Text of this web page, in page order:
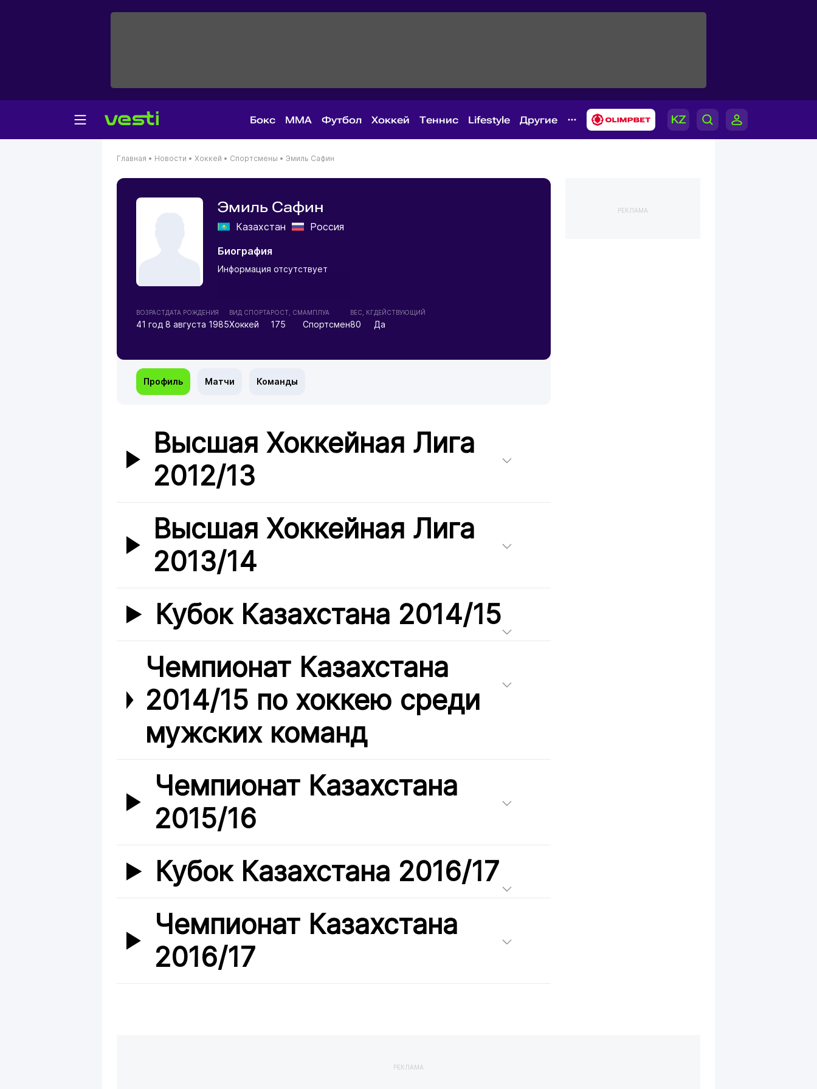
Бокс MMA Футбол Хоккей Теннис Lifestyle Другие
Главная • Новости • Хоккей • Спортсмены • Эмиль Сафин
Эмиль Сафин
Казахстан
Россия
Биография
Информация отсутствует
ВОЗРАСТ
41 год
ДАТА РОЖДЕНИЯ
8 августа 1985
ВИД СПОРТА
Хоккей
РОСТ, СМ
175
АМПЛУА
Спортсмен
ВЕС, КГ
80
ДЕЙСТВУЮЩИЙ
Да
Профиль Матчи Команды
Высшая Хоккейная Лига
2012/13
Высшая Хоккейная Лига
2013/14
Кубок Казахстана 2014/15
Чемпионат Казахстана
2014/15 по хоккею среди
мужских команд
Чемпионат Казахстана
2015/16
Кубок Казахстана 2016/17
Чемпионат Казахстана
2016/17
РЕКЛАМА
РЕКЛАМА